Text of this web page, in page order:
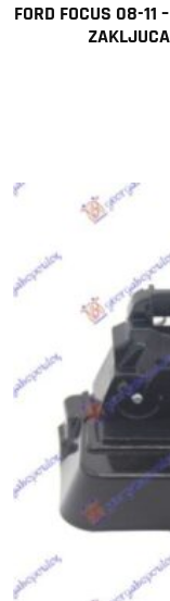
FORD FOCUS 08-11